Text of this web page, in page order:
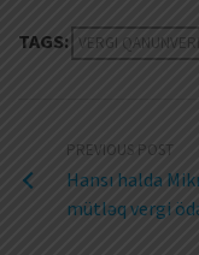
TAGS: VERGI
PREVIOUS POST
Hansı halda
mütləq vergi